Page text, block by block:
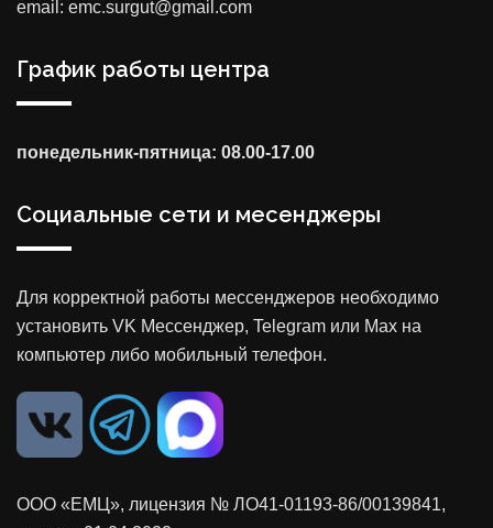
email: emc.surgut@gmail.com
График работы центра
понедельник-пятница: 08.00-17.00
Социальные сети и месенджеры
Для корректной работы мессенджеров необходимо
установить VK Мессенджер, Telegram или Max на
компьютер либо мобильный телефон.
ООО «ЕМЦ», лицензия № ЛО41-01193-86/00139841,